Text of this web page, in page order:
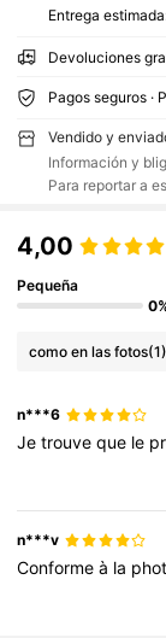
Entrega
Devoluciones
Pagos seguros ·
Vendido y
Información y
Para reportar a
4,00
Pequeña
como en las fotos(1)
n***6
Jetrouveque le
n***v
Conformeà la